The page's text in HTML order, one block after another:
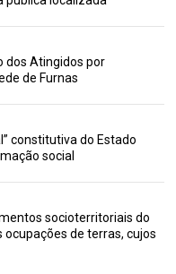
dos Atingidos por
de Furnas
constitutiva do Estado
social
socioterritoriais do
ocupações de terras, cujos